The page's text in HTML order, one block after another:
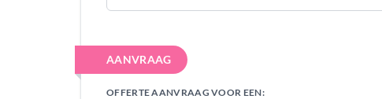
AANVRAAG
OFFERTE AANVRAAG VOOR EEN: